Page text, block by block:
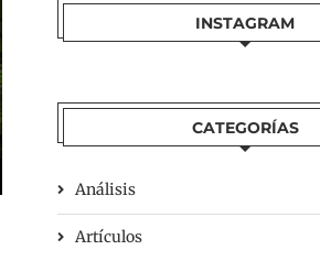
INSTAGRAM
CATEGORÍAS
Análisis
Artículos